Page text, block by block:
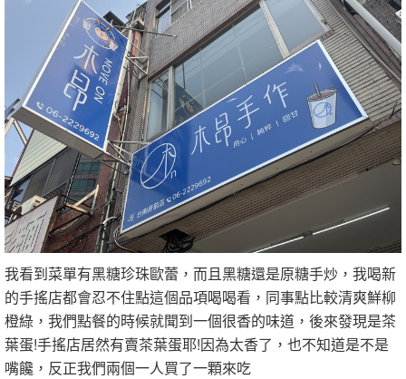
我看到菜單有黑糖珍珠歐蕾，而且黑糖還是原糖手炒，我喝新
的手搖店都會忍不住點這個品項喝喝看，同事點比較清爽鮮柳
橙綠，我們點餐的時候就聞到一個很香的味道，後來發現是茶
葉蛋!手搖店居然有賣茶葉蛋耶!因為太香了，也不知道是不是
嘴饞，反正我們兩個一人買了一顆來吃